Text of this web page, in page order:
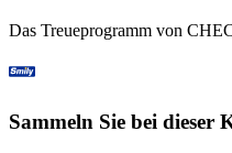
Das Treueprogramm von
Sammeln Sie bei dieser